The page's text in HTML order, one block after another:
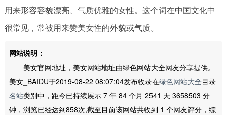
用来形容容貌漂亮、气质优雅的女性。这个词在中国文化中
很常见，常被用来赞美女性的外貌或气质。
网站说明：
美女官网地址，美女网站地址由绿色网站大全网友分享提供。
美女_BAIDU于2019-08-22 08:07:04发布收录在绿色网站大全目录
名站类别中，距今已持续展示 7 年 84 个月 2541 天 3658503 分
钟，浏览已经达到858次,截至目前该网站共收到 1 个网友评分，综